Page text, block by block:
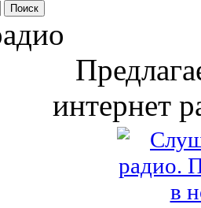
интернет